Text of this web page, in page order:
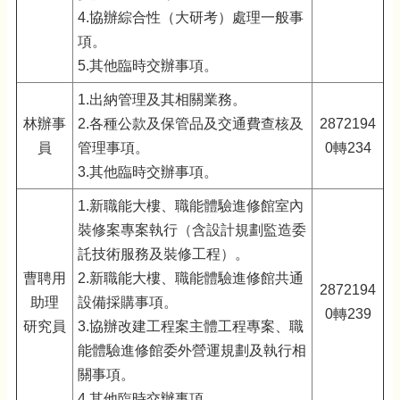
4.協辦綜合性（大研考）處理一般事
項。
5.其他臨時交辦事項。
林辦事
員
1.出納管理及其相關業務。
2.各種公款及保管品及交通費查核及
管理事項。
3.其他臨時交辦事項。
2872194
0轉234
曹聘用
助理
研究員
1.新職能大樓、職能體驗進修館室內
裝修案專案執行 （含設計規劃監造委
託技術服務及裝修工程）
。
2.新職能大樓、職能體驗進修館共通
設備採購事項。
3.協辦改建工程案主體工程專案、職
能體驗進修館委外營運規劃及執行相
關事項。
2872194
0轉239